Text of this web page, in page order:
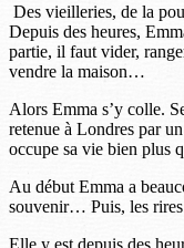
Des vieilleries, de la
Depuis des heures,
partie, il faut vider,
vendre la maison…
Alors Emma s’y colle.
retenue à Londres par
occupe sa vie bien plus
Au début Emma a
souvenir… Puis, les rires
Elle y est depuis des